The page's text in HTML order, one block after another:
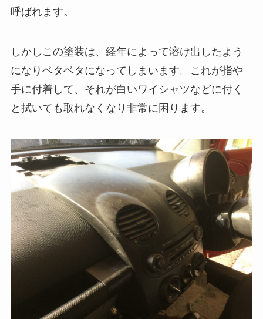
呼ばれます。
しかしこの塗装は、経年によって溶け出したよう
になりベタベタになってしまいます。これが指や
手に付着して、それが白いワイシャツなどに付く
と拭いても取れなくなり非常に困ります。